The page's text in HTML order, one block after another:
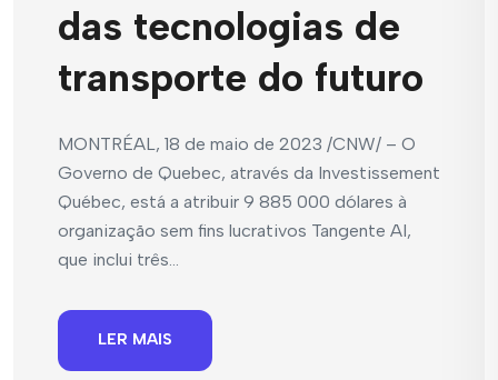
das tecnologias de
transporte do futuro
MONTRÉAL, 18 de maio de 2023 /CNW/ – O
Governo de Quebec, através da Investissement
Québec, está a atribuir 9 885 000 dólares à
organização sem fins lucrativos Tangente AI,
que inclui três...
LER MAIS